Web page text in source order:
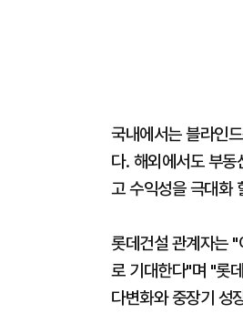
국내에서는 블라인
다. 해외에서도 부동
고 수익성을 극대화
롯데건설 관계자는
로 기대한다"며 "롯
다변화와 중장기 성